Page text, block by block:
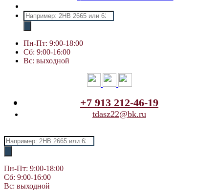
Поиск
товаров
Пн-Пт: 9:00-18:00
Сб: 9:00-16:00
Вс: выходной
+7 913 212-46-19
tdasz22@bk.ru
Поиск
товаров
Пн-Пт: 9:00-18:00
Сб: 9:00-16:00
Вс: выходной